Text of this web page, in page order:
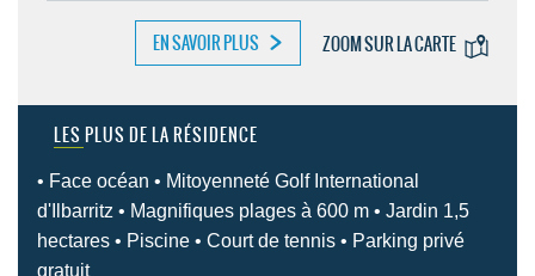
EN SAVOIR PLUS ZOOM SUR LA CARTE
LES PLUS DE LA RÉSIDENCE
• Face océan • Mitoyenneté Golf International
d'Ilbarritz • Magnifiques plages à 600 m • Jardin 1,5
hectares • Piscine • Court de tennis • Parking privé
gratuit